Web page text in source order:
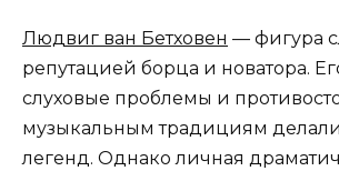
Людвиг ван Бетховен — фигура
репутацией борца и новатора.
слуховые проблемы и
музыкальным традициям
легенд. Однако личная